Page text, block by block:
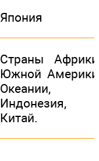
Япония
Страны
Южной
Океании,
Индонезия,
Китай.